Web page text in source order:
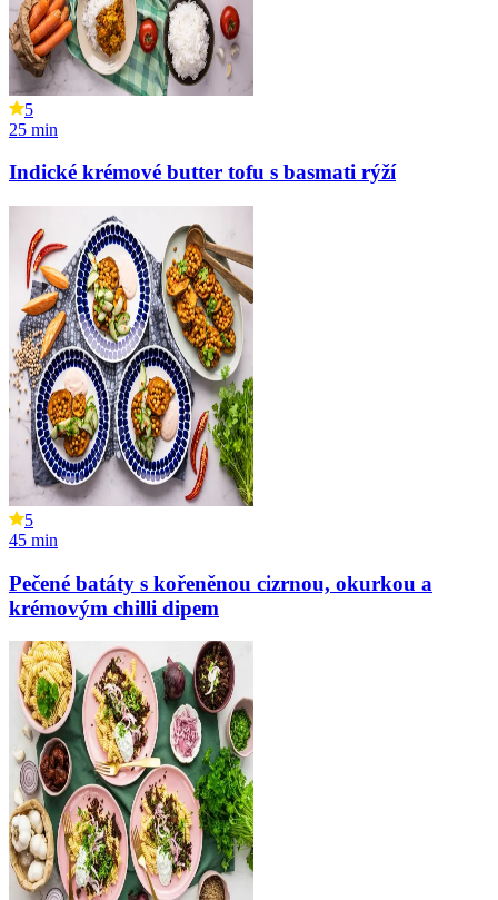
5
25 min
Indické krémové butter tofu s basmati rýží
5
45 min
Pečené batáty s kořeněnou cizrnou, okurkou a
krémovým chilli dipem